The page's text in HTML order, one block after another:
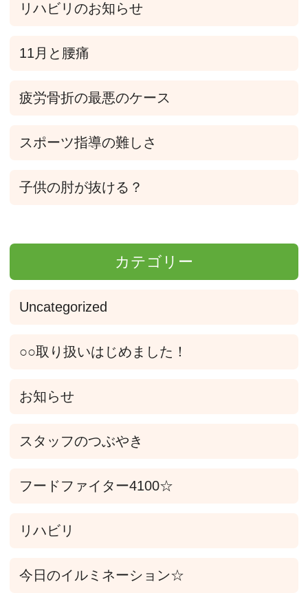
リハビリのお知らせ
11月と腰痛
疲労骨折の最悪のケース
スポーツ指導の難しさ
子供の肘が抜ける？
カテゴリー
Uncategorized
○○取り扱いはじめました！
お知らせ
スタッフのつぶやき
フードファイター4100☆
リハビリ
今日のイルミネーション☆